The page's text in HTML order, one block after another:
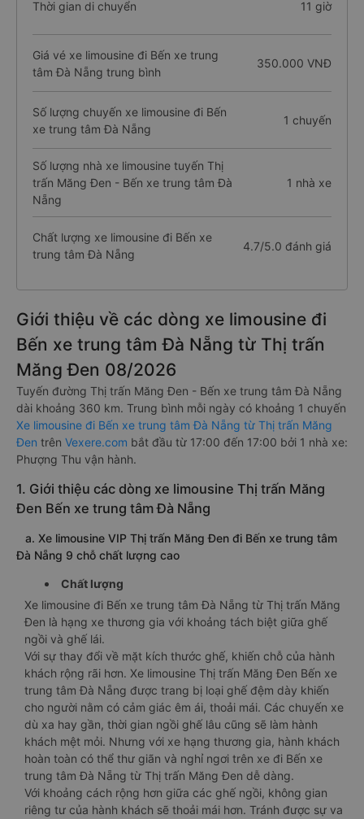
Thời gian di chuyển 11 giờ
Giá vé xe limousine đi Bến xe trung
tâm Đà Nẵng trung bình
350.000 VNĐ
Số lượng chuyến xe limousine đi Bến
xe trung tâm Đà Nẵng
1 chuyến
Số lượng nhà xe limousine tuyến Thị
trấn Măng Đen - Bến xe trung tâm Đà
Nẵng
1 nhà xe
Chất lượng xe limousine đi Bến xe
trung tâm Đà Nẵng
4.7/5.0 đánh giá
Giới thiệu về các dòng xe limousine đi
Bến xe trung tâm Đà Nẵng từ Thị trấn
Măng Đen 08/2026
Tuyến đường Thị trấn Măng Đen - Bến xe trung tâm Đà Nẵng
dài khoảng 360 km. Trung bình mỗi ngày có khoảng 1 chuyến
Xe limousine đi Bến xe trung tâm Đà Nẵng từ Thị trấn Măng
Đen trên Vexere.com bắt đầu từ 17:00 đến 17:00 bởi 1 nhà xe:
Phượng Thu vận hành.
1. Giới thiệu các dòng xe limousine Thị trấn Măng
Đen Bến xe trung tâm Đà Nẵng
a. Xe limousine VIP Thị trấn Măng Đen đi Bến xe trung tâm
Đà Nẵng 9 chỗ chất lượng cao
Chất lượng
Xe limousine đi Bến xe trung tâm Đà Nẵng từ Thị trấn Măng
Đen là hạng xe thương gia với khoảng tách biệt giữa ghế
ngồi và ghế lái.
Với sự thay đổi về mặt kích thước ghế, khiến chỗ của hành
khách rộng rãi hơn. Xe limousine Thị trấn Măng Đen Bến xe
trung tâm Đà Nẵng được trang bị loại ghế đệm dày khiến
cho người nằm có cảm giác êm ái, thoải mái. Các chuyến xe
dù xa hay gần, thời gian ngồi ghế lâu cũng sẽ làm hành
khách mệt mỏi. Nhưng với xe hạng thương gia, hành khách
hoàn toàn có thể thư giãn và nghỉ ngơi trên xe đi Bến xe
trung tâm Đà Nẵng từ Thị trấn Măng Đen dễ dàng.
Với khoảng cách rộng hơn giữa các ghế ngồi, không gian
riêng tư của hành khách sẽ thoải mái hơn. Tránh được sự va